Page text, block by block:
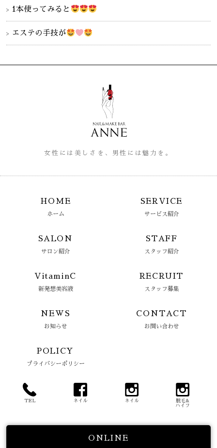
1本使ってみると
エステの手技が
女性には美しさを、男性には魅力を。
HOME
ホーム
SERVICE
サービス紹介
SALON
サロン紹介
STAFF
スタッフ紹介
VitaminC
新発想美容液
RECRUIT
スタッフ募集
NEWS
お知らせ
CONTACT
お問い合わせ
POLICY
プライバシーポリシー
TEL ネイル ネイル
脱毛&
ハイフ
ONLINE